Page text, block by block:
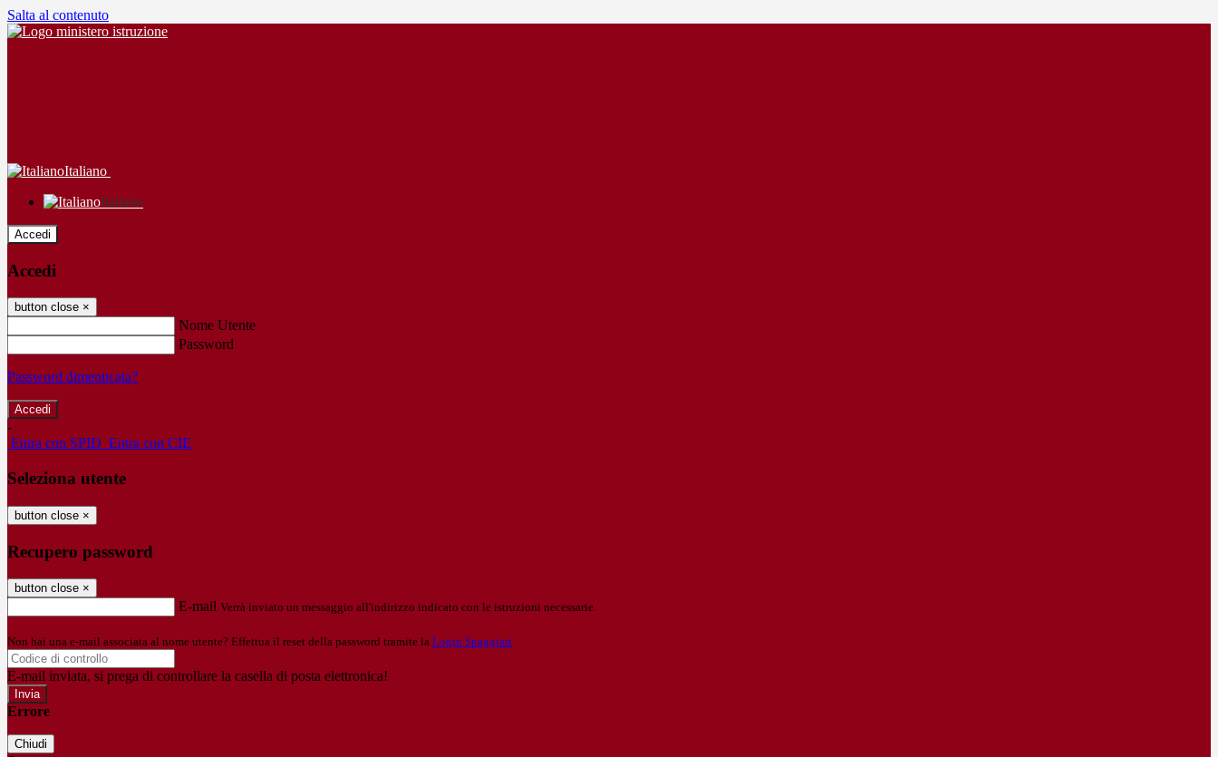
Salta al contenuto
Italiano
Italiano
Accedi
Accedi
button close ×
Nome Utente
Password
Password dimenticata?
-
Entra con SPID Entra con CIE
Seleziona utente
button close ×
Recupero password
button close ×
E-mail Verrà inviato un messaggio all'indirizzo indicato con le istruzioni necessarie.
Non hai una e-mail associata al nome utente? Effettua il reset della password tramite la Login Spaggiari
E-mail inviata, si prega di controllare la casella di posta elettronica!
Errore
Chiudi